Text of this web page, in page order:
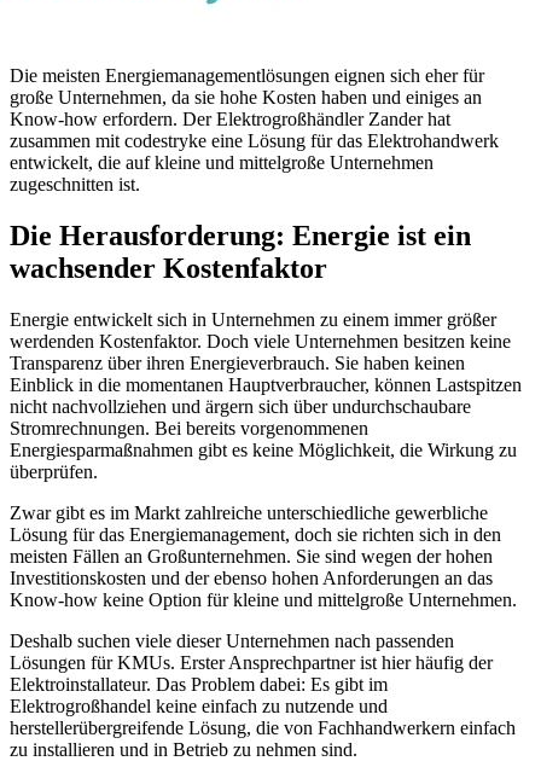
Die meisten Energiemanagementlösungen eignen sich eher für
große Unternehmen, da sie hohe Kosten haben und einiges an
Know-how erfordern. Der Elektrogroßhändler Zander hat
zusammen mit codestryke eine Lösung für das Elektrohandwerk
entwickelt, die auf kleine und mittelgroße Unternehmen
zugeschnitten ist.
Die Herausforderung: Energie ist ein
wachsender Kostenfaktor
Energie entwickelt sich in Unternehmen zu einem immer größer
werdenden Kostenfaktor. Doch viele Unternehmen besitzen keine
Transparenz über ihren Energieverbrauch. Sie haben keinen
Einblick in die momentanen Hauptverbraucher, können Lastspitzen
nicht nachvollziehen und ärgern sich über undurchschaubare
Stromrechnungen. Bei bereits vorgenommenen
Energiesparmaßnahmen gibt es keine Möglichkeit, die Wirkung zu
überprüfen.
Zwar gibt es im Markt zahlreiche unterschiedliche gewerbliche
Lösung für das Energiemanagement, doch sie richten sich in den
meisten Fällen an Großunternehmen. Sie sind wegen der hohen
Investitionskosten und der ebenso hohen Anforderungen an das
Know-how keine Option für kleine und mittelgroße Unternehmen.
Deshalb suchen viele dieser Unternehmen nach passenden
Lösungen für KMUs. Erster Ansprechpartner ist hier häufig der
Elektroinstallateur. Das Problem dabei: Es gibt im
Elektrogroßhandel keine einfach zu nutzende und
herstellerübergreifende Lösung, die von Fachhandwerkern einfach
zu installieren und in Betrieb zu nehmen sind.